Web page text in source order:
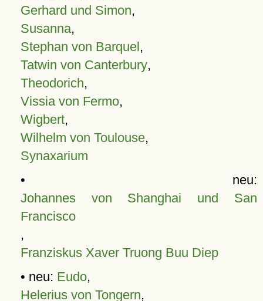
Gerhard und Simon,
Susanna,
Stephan von Barquel,
Tatwin von Canterbury,
Theodorich,
Vissia von Fermo,
Wigbert,
Wilhelm von Toulouse,
Synaxarium
• neu:
Johannes von Shanghai und San
Francisco
,
Franziskus Xaver Truong Buu Diep
• neu: Eudo,
Helerius von Tongern,